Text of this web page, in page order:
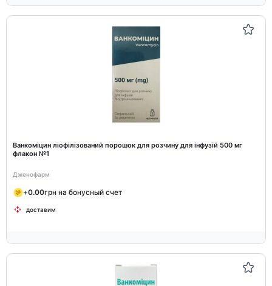
Ванкоміцин ліофілізований порошок для розчину для інфузій 500 мг
флакон №1
Дженофарм
+0.00грн на бонусный счет
доставим